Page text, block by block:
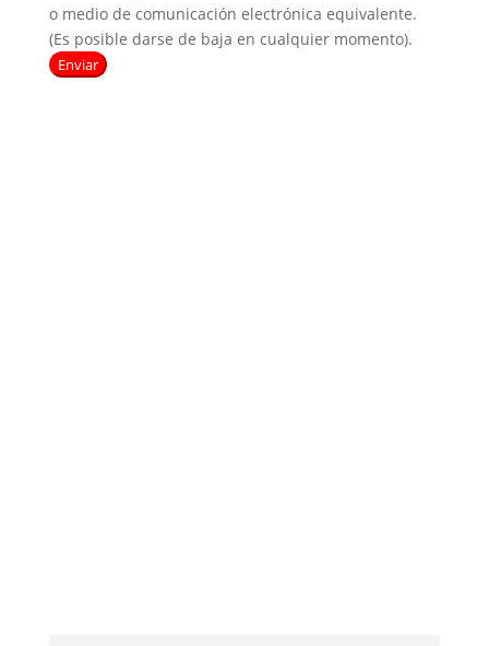
o medio de comunicación electrónica equivalente.
(Es posible darse de baja en cualquier momento).